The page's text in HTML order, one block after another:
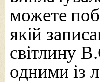
можете
якій
світлину
одними із